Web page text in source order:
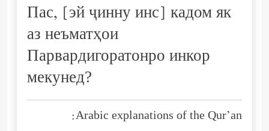
Пас, [эй ҷинну инс] кадом як
аз неъматҳои
Парвардигоратонро инкор
мекунед?
Arabic explanations of the Qur’an: